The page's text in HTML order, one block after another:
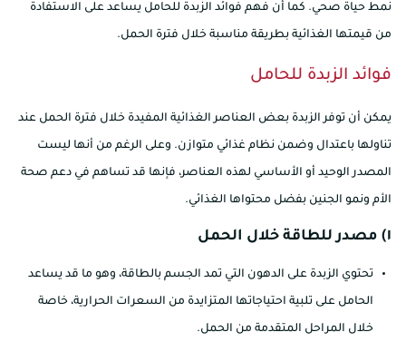
نمط حياة صحي. كما أن فهم فوائد الزبدة للحامل يساعد على الاستفادة
من قيمتها الغذائية بطريقة مناسبة خلال فترة الحمل.
فوائد الزبدة للحامل
يمكن أن توفر الزبدة بعض العناصر الغذائية المفيدة خلال فترة الحمل عند
تناولها باعتدال وضمن نظام غذائي متوازن. وعلى الرغم من أنها ليست
المصدر الوحيد أو الأساسي لهذه العناصر، فإنها قد تساهم في دعم صحة
الأم ونمو الجنين بفضل محتواها الغذائي.
تحتوي الزبدة على الدهون التي تمد الجسم بالطاقة، وهو ما قد يساعد
الحامل على تلبية احتياجاتها المتزايدة من السعرات الحرارية، خاصة
خلال المراحل المتقدمة من الحمل.